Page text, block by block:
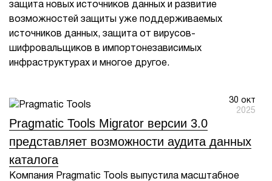
защита новых источников данных и развитие
возможностей защиты уже поддерживаемых
источников данных, защита от вирусов-
шифровальщиков в импортонезависимых
инфраструктурах и многое другое.
30 окт
2025
Pragmatic Tools Migrator версии 3.0
представляет возможности аудита данных
каталога
Компания Pragmatic Tools выпустила масштабное